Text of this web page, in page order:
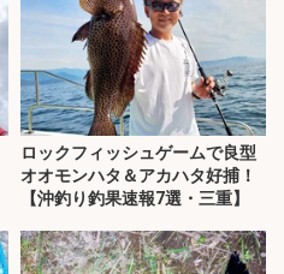
ロックフィッシュゲームで良型
オオモンハタ＆アカハタ好捕！
【沖釣り釣果速報7選・三重】